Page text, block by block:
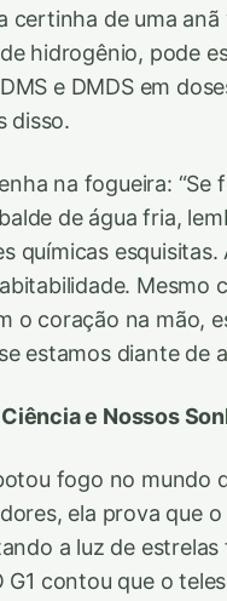
certinha de uma
hidrogênio, pode
e DMDS em
disso.
na fogueira: “Se
de água fria,
químicas
Mesmo
o coração na mão,
estamos diante de
e Nossos
fogo no mundo
ela prova que
a luz de
G1 contou que o